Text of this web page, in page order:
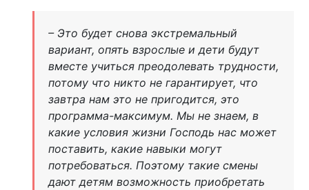
– Это будет снова экстремальный
вариант, опять взрослые и дети будут
вместе учиться преодолевать трудности,
потому что никто не гарантирует, что
завтра нам это не пригодится, это
программа-максимум. Мы не знаем, в
какие условия жизни Господь нас может
поставить, какие навыки могут
потребоваться. Поэтому такие смены
дают детям возможность приобретать